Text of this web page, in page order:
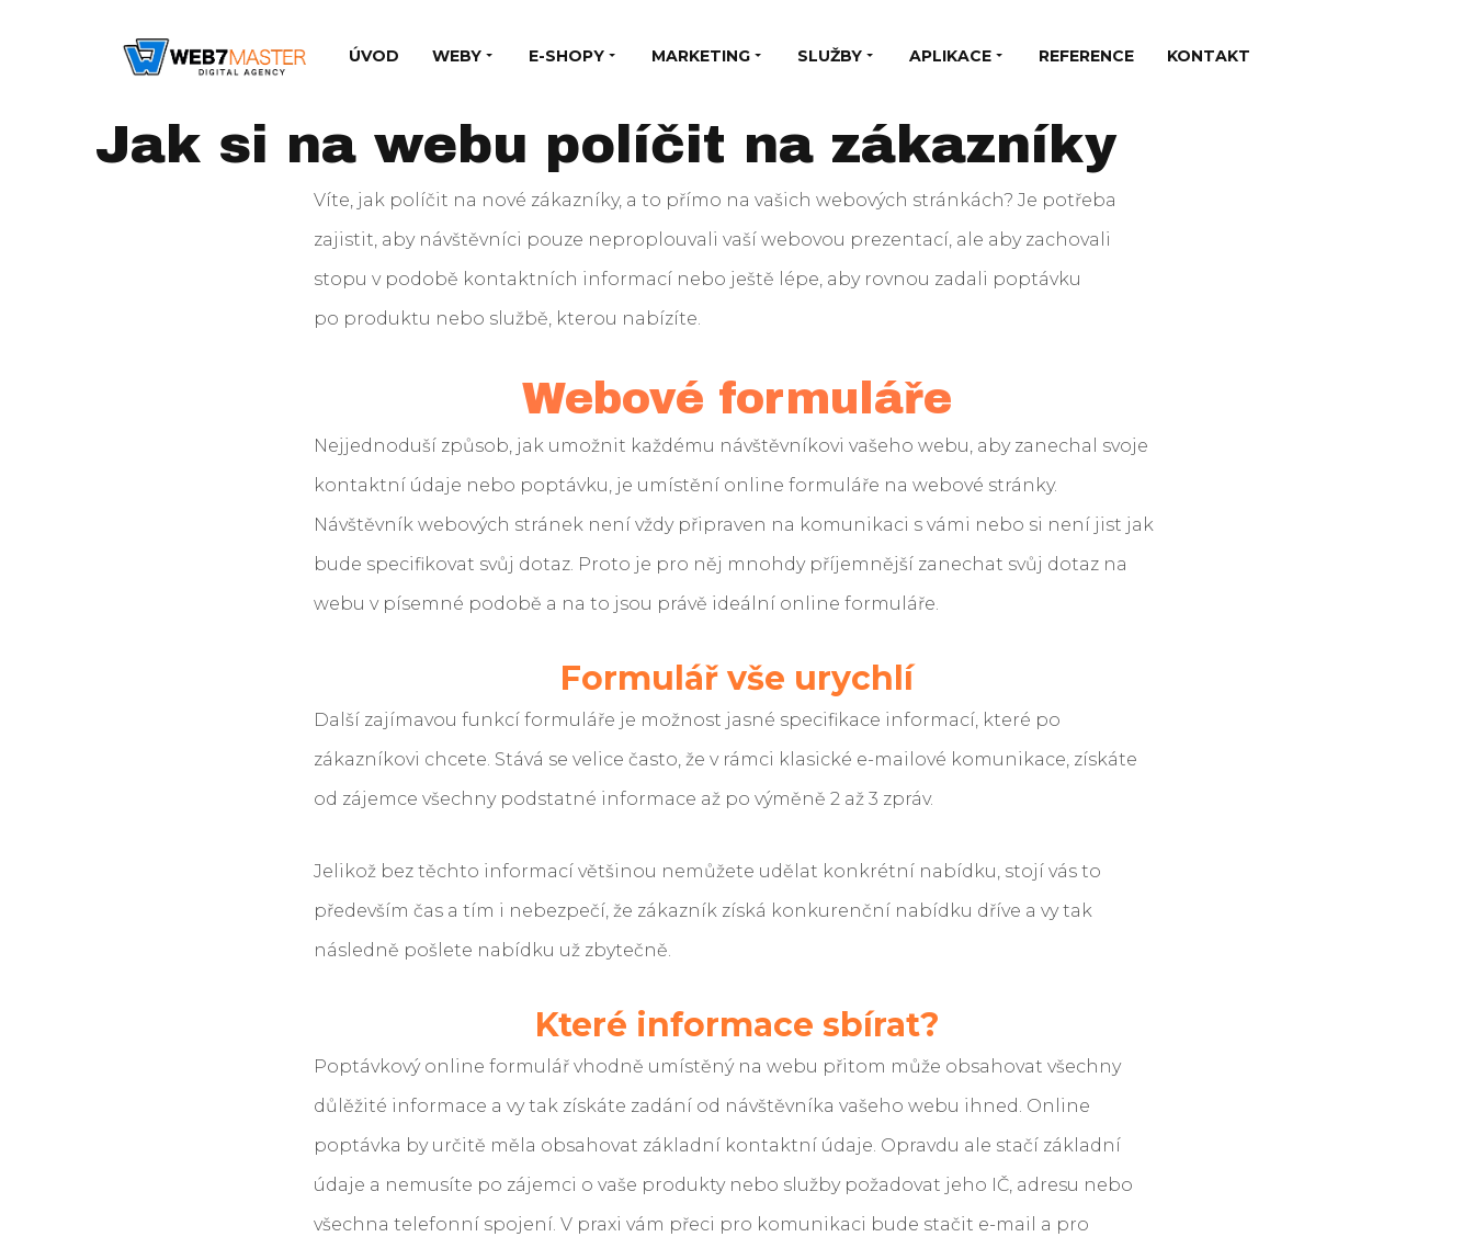
ÚVOD WEBY E-SHOPY MARKETING SLUŽBY APLIKACE REFERENCE KONTAKT
Jak si na webu políčit na zákazníky
Víte, jak políčit na nové zákazníky, a to přímo na vašich webových stránkách? Je potřeba
zajistit, aby návštěvníci pouze neproplouvali vaší webovou prezentací, ale aby zachovali
stopu v podobě kontaktních informací nebo ještě lépe, aby rovnou zadali poptávku
po produktu nebo službě, kterou nabízíte.
Webové formuláře
Nejjednoduší způsob, jak umožnit každému návštěvníkovi vašeho webu, aby zanechal svoje
kontaktní údaje nebo poptávku, je umístění online formuláře na webové stránky.
Návštěvník webových stránek není vždy připraven na komunikaci s vámi nebo si není jist jak
bude specifikovat svůj dotaz. Proto je pro něj mnohdy příjemnější zanechat svůj dotaz na
webu v písemné podobě a na to jsou právě ideální online formuláře.
Formulář vše urychlí
Další zajímavou funkcí formuláře je možnost jasné specifikace informací, které po
zákazníkovi chcete. Stává se velice často, že v rámci klasické e-mailové komunikace, získáte
od zájemce všechny podstatné informace až po výměně 2 až 3 zpráv.
Jelikož bez těchto informací většinou nemůžete udělat konkrétní nabídku, stojí vás to
především čas a tím i nebezpečí, že zákazník získá konkurenční nabídku dříve a vy tak
následně pošlete nabídku už zbytečně.
Které informace sbírat?
Poptávkový online formulář vhodně umístěný na webu přitom může obsahovat všechny
důlěžité informace a vy tak získáte zadání od návštěvníka vašeho webu ihned. Online
poptávka by určitě měla obsahovat základní kontaktní údaje. Opravdu ale stačí základní
údaje a nemusíte po zájemci o vaše produkty nebo služby požadovat jeho IČ, adresu nebo
všechna telefonní spojení. V praxi vám přeci pro komunikaci bude stačit e-mail a pro